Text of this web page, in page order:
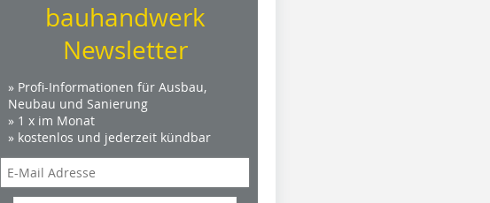
bauhandwerk
Newsletter
» Profi-Informationen für Ausbau,
Neubau und Sanierung
» 1 x im Monat
» kostenlos und jederzeit kündbar